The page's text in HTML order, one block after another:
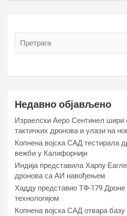
Недавно објављено
Израелски Аеро Сентинел шири
тактичких дронова и улази на
Копнена војска САД тестирала
вежби у Калифорнији
Индија представила Харпy
дронова са АИ навођењем
Хаддy представио ТФ-179
технологијом
Копнена војска САД отвара